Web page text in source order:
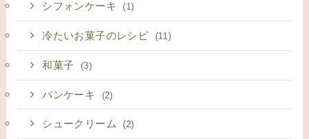
シフォンケーキ (1)
冷たいお菓子のレシピ (11)
和菓子 (3)
パンケーキ (2)
シュークリーム (2)